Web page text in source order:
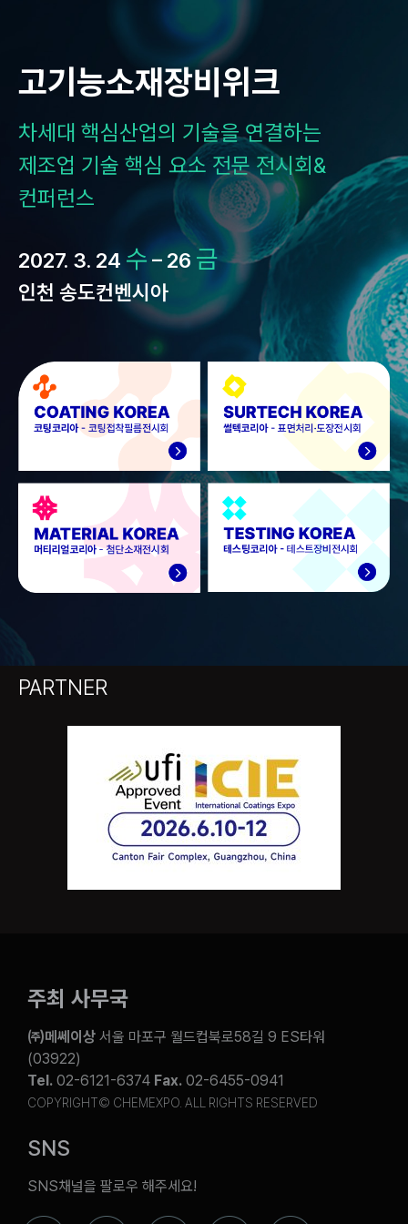
고기능소재장비위크
차세대 핵심산업의 기술을 연결하는
제조업 기술 핵심 요소 전문 전시회&
컨퍼런스
2027. 3. 24 수– 26 금
인천 송도컨벤시아
PARTNER
주최 사무국
㈜메쎄이상서울 마포구 월드컵북로58길 9 ES타워
(03922)
Tel.02-6121-6374 Fax.02-6455-0941
COPYRIGHT© CHEMEXPO. ALL RIGHTS RESERVED
SNS
SNS채널을 팔로우 해주세요!